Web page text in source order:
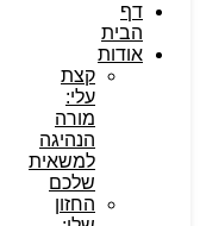
דף
הבית
אודות
קצת
עלי:
מורה
הנהיגה
למשאית
שלכם
החזון